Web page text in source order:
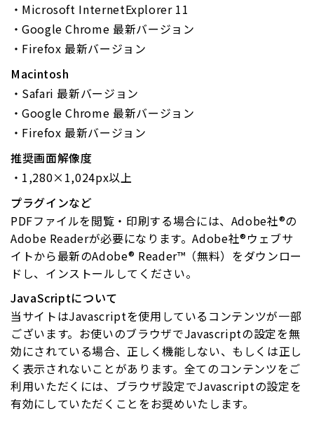
Microsoft InternetExplorer 11
Google Chrome 最新バージョン
Firefox 最新バージョン
Macintosh
Safari 最新バージョン
Google Chrome 最新バージョン
Firefox 最新バージョン
推奨画面解像度
1,280×1,024px以上
プラグインなど
PDFファイルを閲覧・印刷する場合には、Adobe社®の
Adobe Readerが必要になります。Adobe社®ウェブサ
イトから最新のAdobe® Reader™（無料）をダウンロー
ドし、インストールしてください。
JavaScriptについて
当サイトはJavascriptを使用しているコンテンツが一部
ございます。お使いのブラウザでJavascriptの設定を無
効にされている場合、正しく機能しない、もしくは正し
く表示されないことがあります。全てのコンテンツをご
利用いただくには、ブラウザ設定でJavascriptの設定を
有効にしていただくことをお奨めいたします。